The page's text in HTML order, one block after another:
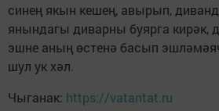
синең якын кешең, авырып,
янындагы диварны буярга кирәк,
эшне аның өстенә басып
шул ук хәл.
Чыганак: https://vatantat.ru